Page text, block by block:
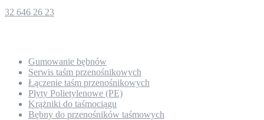
32 646 26 23
Gumowanie bębnów
Serwis taśm przenośnikowych
Łączenie taśm przenośnikowych
Płyty Polietylenowe (PE)
Krążniki do taśmociągu
Bębny do przenośników taśmowych